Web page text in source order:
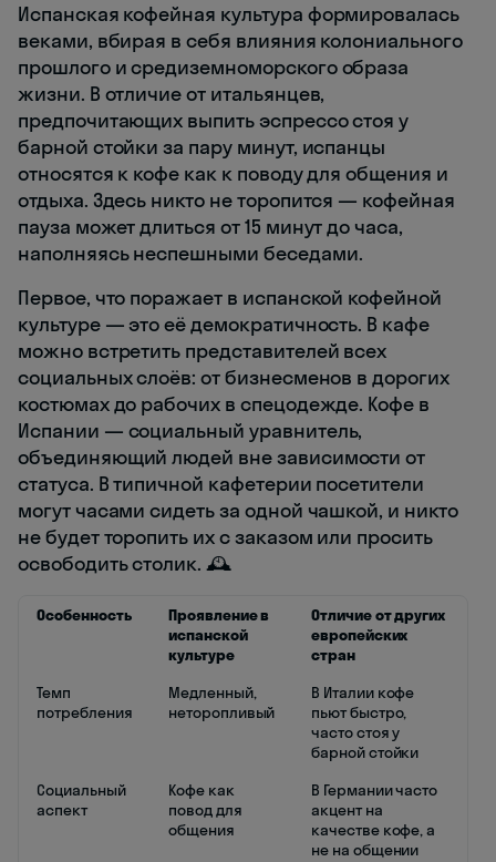
Испанская кофейная культура формировалась
веками, вбирая в себя влияния колониального
прошлого и средиземноморского образа
жизни. В отличие от итальянцев,
предпочитающих выпить эспрессо стоя у
барной стойки за пару минут, испанцы
относятся к кофе как к поводу для общения и
отдыха. Здесь никто не торопится — кофейная
пауза может длиться от 15 минут до часа,
наполняясь неспешными беседами.
Первое, что поражает в испанской кофейной
культуре — это её демократичность. В кафе
можно встретить представителей всех
социальных слоёв: от бизнесменов в дорогих
костюмах до рабочих в спецодежде. Кофе в
Испании — социальный уравнитель,
объединяющий людей вне зависимости от
статуса. В типичной кафетерии посетители
могут часами сидеть за одной чашкой, и никто
не будет торопить их с заказом или просить
освободить столик. 🕰️
Особенность
Проявление в
испанской
культуре
Отличие от других
европейских
стран
Темп
потребления
Медленный,
неторопливый
В Италии кофе
пьют быстро,
часто стоя у
барной стойки
Социальный
аспект
Кофе как
повод для
общения
В Германии часто
акцент на
качестве кофе, а
не на общении